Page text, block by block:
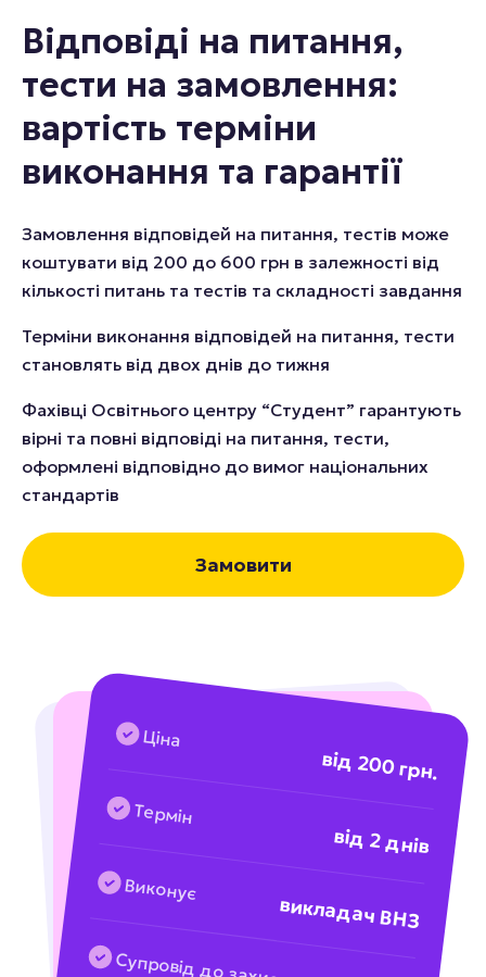
Відповіді на питання,
тести на замовлення:
вартість терміни
виконання та гарантії
Замовлення відповідей на питання, тестів може
коштувати від 200 до 600 грн в залежності від
кількості питань та тестів та складності завдання
Терміни виконання відповідей на питання, тести
становлять від двох днів до тижня
Фахівці Освітнього центру “Студент” гарантують
вірні та повні відповіді на питання, тести,
оформлені відповідно до вимог національних
стандартів
Замовити
Ціна
від 200 грн.
Термін
від 2 днів
Виконує
викладач ВНЗ